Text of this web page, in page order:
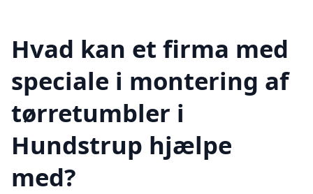
Hvad kan et firma med
speciale i montering af
tørretumbler i
Hundstrup hjælpe
med?